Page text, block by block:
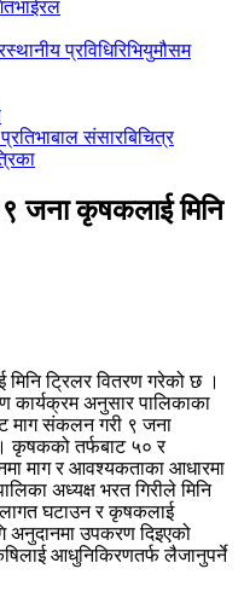
भाईरल
स्थानीय प्रविधिरिभियुमौसम
बाल संसारबिचित्र
९ जना कृषकलाई मिनि
ट्रिलर वितरण गरेको छ ।
कार्यक्रम अनुसार पालिकाका
माग संकलन गरी ९ जना
कृषकको तर्फबाट ५० र
माग र आवश्यकताका आधारमा
अध्यक्ष भरत गिरीले मिनि
लागत घटाउन र कृषकलाई
अनुदानमा उपकरण दिइएको
आधुनिकिरणतर्फ लैजानुपर्ने